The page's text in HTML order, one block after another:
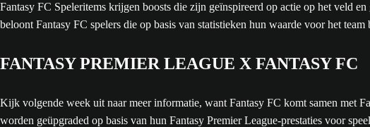
Fantasy FC Speleritems krijgen boosts die zijn geïnspireerd op actie op het veld
beloont Fantasy FC spelers die op basis van statistieken hun waarde voor het
FANTASY PREMIER LEAGUE X FANTASY FC
Kijk volgende week uit naar meer informatie, want Fantasy FC komt samen met
worden geüpgraded op basis van hun Fantasy Premier League-prestaties voor